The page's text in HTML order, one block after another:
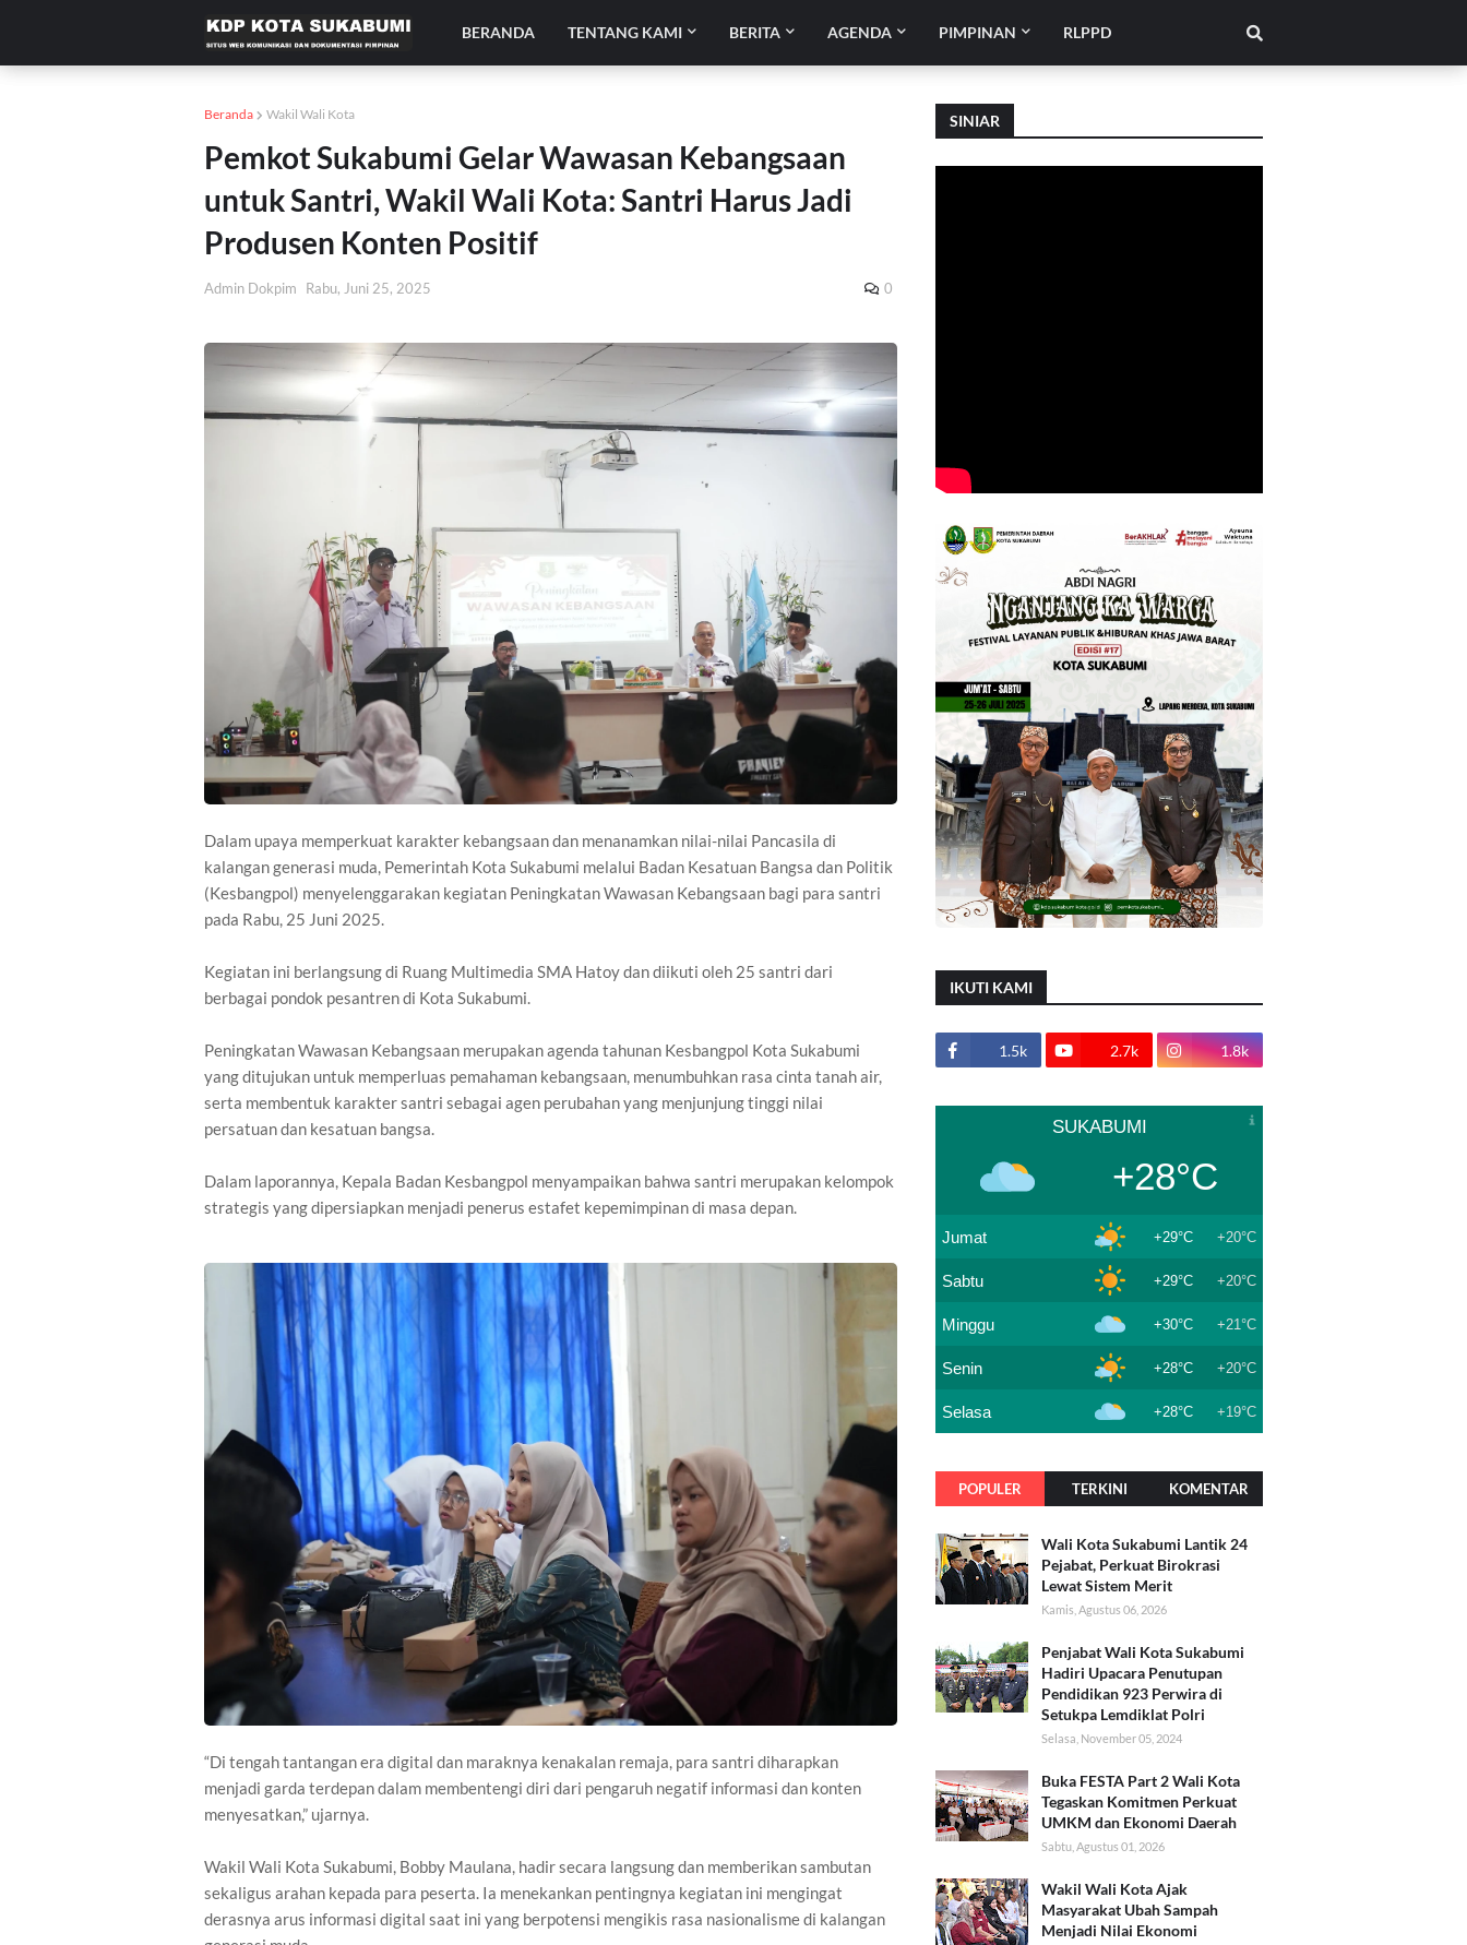
BERANDA TENTANG KAMI BERITA AGENDA PIMPINAN RLPPD
Beranda Wakil Wali Kota
Pemkot Sukabumi Gelar Wawasan Kebangsaan
untuk Santri, Wakil Wali Kota: Santri Harus Jadi
Produsen Konten Positif
Admin Dokpim Rabu, Juni 25, 2025 0
Dalam upaya memperkuat karakter kebangsaan dan menanamkan nilai-nilai Pancasila di
kalangan generasi muda, Pemerintah Kota Sukabumi melalui Badan Kesatuan Bangsa dan Politik
(Kesbangpol) menyelenggarakan kegiatan Peningkatan Wawasan Kebangsaan bagi para santri
pada Rabu, 25 Juni 2025.
Kegiatan ini berlangsung di Ruang Multimedia SMA Hatoy dan diikuti oleh 25 santri dari
berbagai pondok pesantren di Kota Sukabumi.
Peningkatan Wawasan Kebangsaan merupakan agenda tahunan Kesbangpol Kota Sukabumi
yang ditujukan untuk memperluas pemahaman kebangsaan, menumbuhkan rasa cinta tanah air,
serta membentuk karakter santri sebagai agen perubahan yang menjunjung tinggi nilai
persatuan dan kesatuan bangsa.
Dalam laporannya, Kepala Badan Kesbangpol menyampaikan bahwa santri merupakan kelompok
strategis yang dipersiapkan menjadi penerus estafet kepemimpinan di masa depan.
“Di tengah tantangan era digital dan maraknya kenakalan remaja, para santri diharapkan
menjadi garda terdepan dalam membentengi diri dari pengaruh negatif informasi dan konten
menyesatkan,” ujarnya.
Wakil Wali Kota Sukabumi, Bobby Maulana, hadir secara langsung dan memberikan sambutan
sekaligus arahan kepada para peserta. Ia menekankan pentingnya kegiatan ini mengingat
derasnya arus informasi digital saat ini yang berpotensi mengikis rasa nasionalisme di kalangan
SINIAR
IKUTI KAMI
1.5k 2.7k 1.8k
SUKABUMI
+28°C
Jumat +29°C +20°C
Sabtu +29°C +20°C
Minggu +30°C +21°C
Senin +28°C +20°C
Selasa +28°C +19°C
POPULER TERKINI KOMENTAR
Wali Kota Sukabumi Lantik 24
Pejabat, Perkuat Birokrasi
Lewat Sistem Merit
Kamis, Agustus 06, 2026
Penjabat Wali Kota Sukabumi
Hadiri Upacara Penutupan
Pendidikan 923 Perwira di
Setukpa Lemdiklat Polri
Selasa, November 05, 2024
Buka FESTA Part 2 Wali Kota
Tegaskan Komitmen Perkuat
UMKM dan Ekonomi Daerah
Sabtu, Agustus 01, 2026
Wakil Wali Kota Ajak
Masyarakat Ubah Sampah
Menjadi Nilai Ekonomi